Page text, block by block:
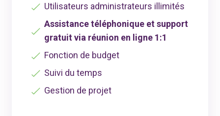
Utilisateurs administrateurs illimités
Assistance téléphonique et support
gratuit via réunion en ligne 1:1
Fonction de budget
Suivi du temps
Gestion de projet